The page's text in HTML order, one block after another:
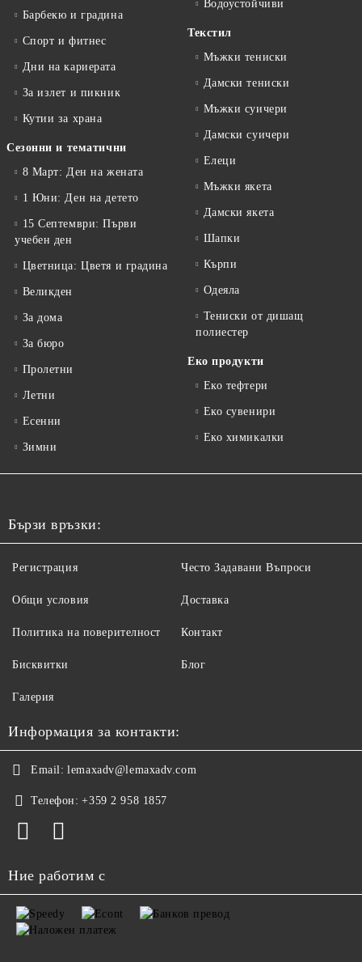
Барбекю и градина
Спорт и фитнес
Дни на кариерата
За излет и пикник
Кутии за храна
Сезонни и тематични
8 Март: Ден на жената
1 Юни: Ден на детето
15 Септември: Първи
учебен ден
Цветница: Цветя и градина
Великден
За дома
За бюро
Пролетни
Летни
Есенни
Зимни
Водоустойчиви
Текстил
Мъжки тениски
Дамски тениски
Мъжки суичери
Дамски суичери
Елеци
Мъжки якета
Дамски якета
Шапки
Кърпи
Одеяла
Тениски от дишащ
полиестер
Еко продукти
Еко тефтери
Еко сувенири
Еко химикалки
Бързи връзки:
Регистрация
Общи условия
Политика на поверителност
Бисквитки
Често Задавани Въпроси
Доставка
Контакт
Блог
Галерия
Информация за контакти:
Email: lemaxadv@lemaxadv.com
Телефон: +359 2 958 1857
Ние работим с